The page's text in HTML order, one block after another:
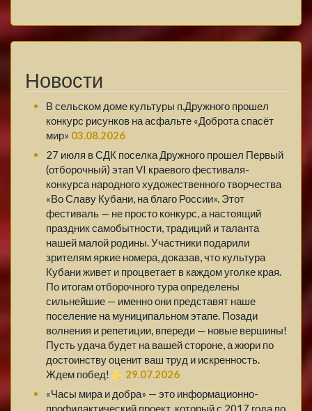
Новости
В сельском доме культуры п.Дружного прошел
конкурс рисунков на асфальте «Доброта спасёт
мир» 03.08.2026
27 июля в СДК поселка Дружного прошел Первый
(отборочный) этап VI краевого фестиваля-
конкурса народного художественного творчества
«Во Славу Кубани, на благо России». Этот
фестиваль — не просто конкурс, а настоящий
праздник самобытности, традиций и таланта
нашей малой родины. Участники подарили
зрителям яркие номера, доказав, что культура
Кубани живет и процветает в каждом уголке края.
По итогам отборочного тура определены
сильнейшие — именно они представят наше
поселение на муниципальном этапе. Позади
волнения и репетиции, впереди — новые вершины!
Пусть удача будет на вашей стороне, а жюри по
достоинству оценит ваш труд и искренность.
Ждем побед!
29.07.2026
«Часы мира и добра» — это информационно-
профилактический проект, который с 2017 года по